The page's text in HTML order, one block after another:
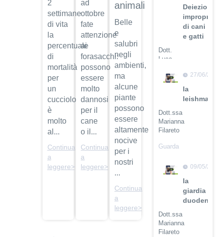
2
settimane
di vita
la
percentuale
di
mortalità
per
un
cucciolo
è
molto
al...
Continua
a
leggere>
ad
ottobre
fate
attenzione
ai
forasacchi:
possono
essere
molto
dannosi
per il
cane
o il...
Continua
a
leggere>
animali
Belle
e
salubri
negli
ambienti,
ma
alcune
piante
possono
essere
altamente
nocive
per i
nostri
...
Continua
a
leggere>
Deiezioni
improprie
di cani
e gatti
Dott.
Luca
Guarda
27/06/
la
Dott.ssa
Marianna
Filareto
Guarda
09/05/
la
giardia
Dott.ssa
Marianna
Filareto